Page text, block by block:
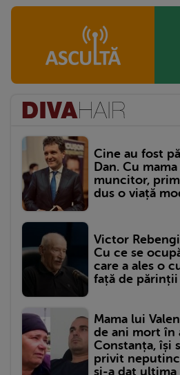
Cine au fost
Dan. Cu
muncitor,
dus o viață
Victor
Cu ce se
care a ales o
față de
Mama lui
de ani mort în
Constanța, își
privit
și-a dat ultima